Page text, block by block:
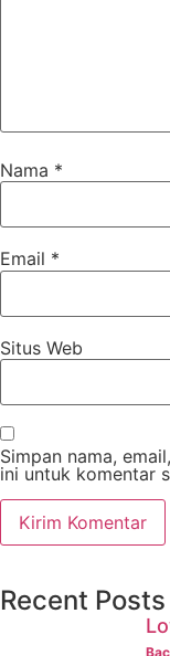
Nama *
Email *
Situs Web
Simpan nama,
ini untuk komentar
Recent Posts